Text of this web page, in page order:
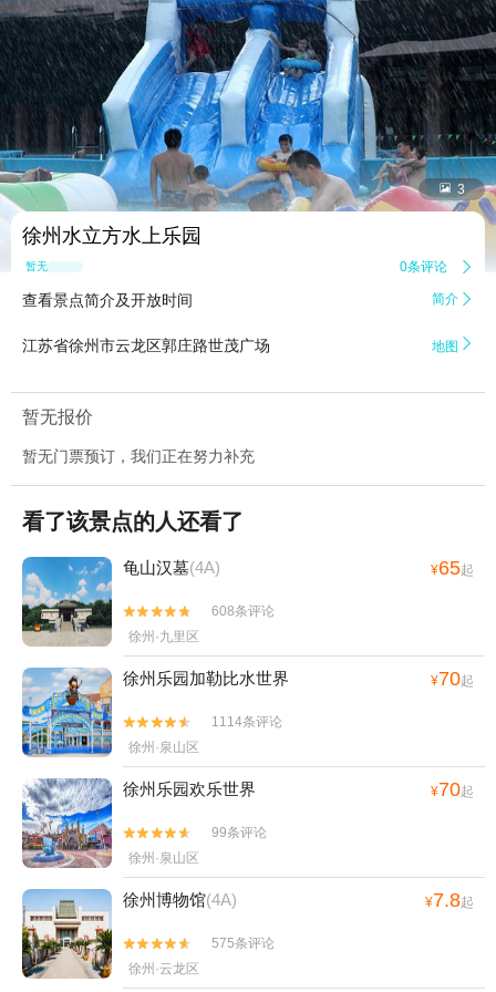
 3
徐州水立方水上乐园
暂无点评 0条评论 
查看景点简介及开放时间 简介 
江苏省徐州市云龙区郭庄路世茂广场 地图 
暂无报价
暂无门票预订，我们正在努力补充
看了该景点的人还看了
龟山汉墓(4A) ¥65起


608条评论
徐州·九里区
徐州乐园加勒比水世界 ¥70起


1114条评论
徐州·泉山区
徐州乐园欢乐世界 ¥70起


99条评论
徐州·泉山区
徐州博物馆(4A) ¥7.8起


575条评论
徐州·云龙区
